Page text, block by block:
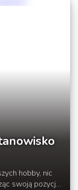
hobby, nic
swoją pozycję